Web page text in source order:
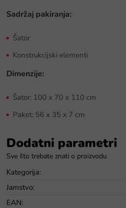
Sadržaj pakiranja:
Šator
Konstrukcijski elementi
Dimenzije:
Šator: 100 x 70 x 110 cm
Paket: 56 x 35 x 7 cm
Dodatni parametri
Kategorija:
Jamstvo:
EAN: